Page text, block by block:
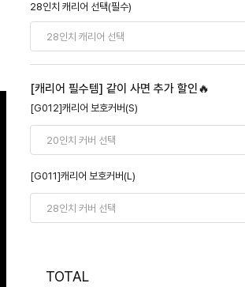
28인치 캐리어 선택(필수)
[캐리어 필수템] 같이 사면 추가 할인🔥
[G012]캐리어 보호커버(S)
[G011]캐리어 보호커버(L)
TOTAL